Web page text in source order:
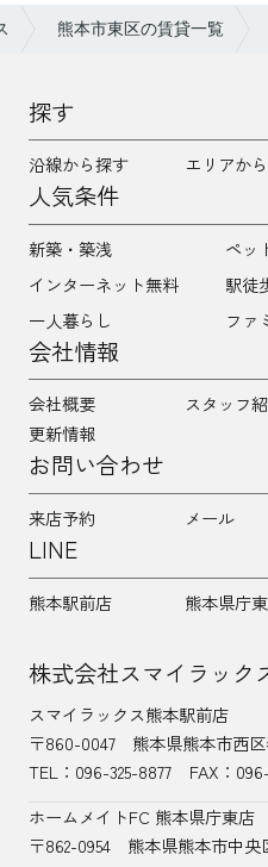
熊本市東区の賃貸一覧
探す
沿線から探す エリアか
人気条件
新築・築浅 ペッ
インターネット無料
駅徒
一人暮らし
ファ
会社情報
会社概要 スタッフ
更新情報
お問い合わせ
来店予約 メール
LINE
熊本駅前店 熊本県庁
株式会社スマイラック
スマイラックス熊本駅前店
〒860-0047
熊本県熊本市西
TEL： 096-325-8877
FAX：
ホームメイトFC 熊本県庁東店
〒862-0954
熊本県熊本市中央